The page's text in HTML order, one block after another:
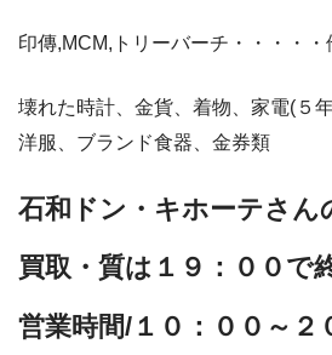
印傳,MCM,トリーバーチ・・・・・
壊れた時計、金貨、着物、家電(５
洋服、ブランド食器、金券類
石和ドン・キホーテさん
買取・質は１９：００で
営業時間/１０：００～２